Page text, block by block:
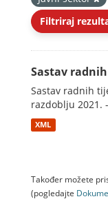
Filtriraj
Sastav
Sastav radnih
razdoblju 2021.
XML
Također možete
(pogledajte